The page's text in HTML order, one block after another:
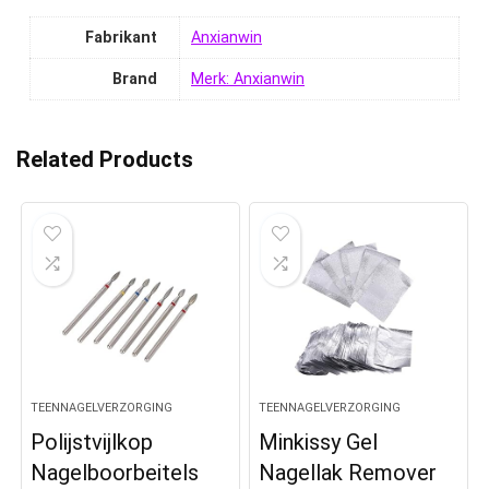
Fabrikant ‎Anxianwin
Brand Merk: Anxianwin
Related Products
TEENNAGELVERZORGING
Polijstvijlkop
Nagelboorbeitels
TEENNAGELVERZORGING
Minkissy Gel
Nagellak Remover